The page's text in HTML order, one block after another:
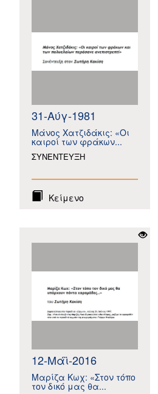
31-Αύγ-1981
Μάνος Χατζιδάκις: «Οι
καιροί των φράκων...
ΣΥΝΕΝΤΕΥΞΗ
Κείμενο
12-Μάϊ-2016
Μαρίζα Κωχ: «Στον τόπο
τον δικό μας θα...